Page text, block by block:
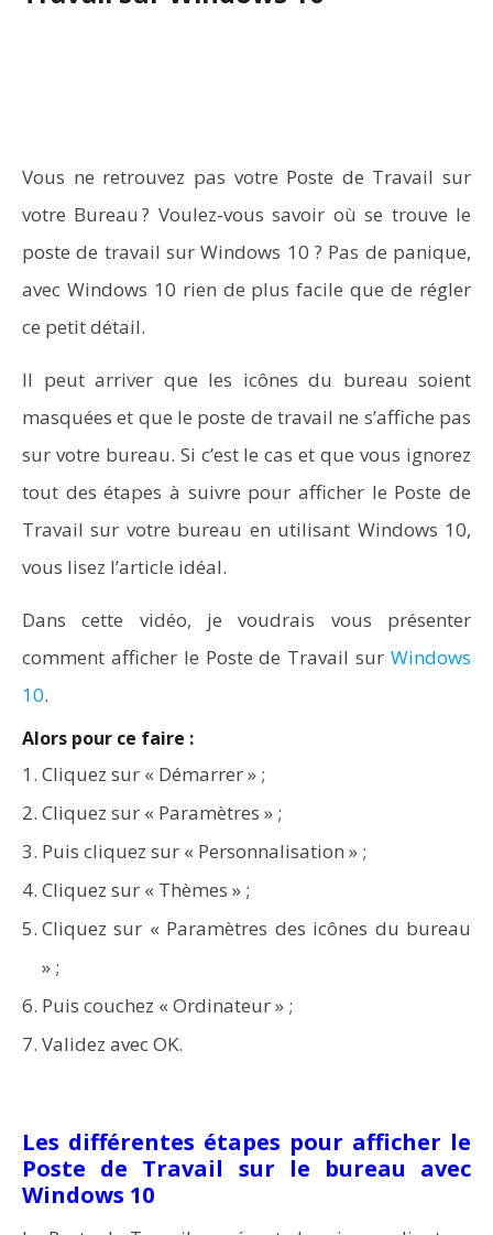
Comment afficher le Poste de Travail sur Windows 10
page
Aspirateurs ECOVACS : Top 9 des meilleurs modèles de
la marque
Vous ne retrouvez pas votre Poste de Travail sur
votre Bureau ? Voulez-vous savoir où se trouve le
poste de travail sur Windows 10 ? Pas de panique,
avec Windows 10 rien de plus facile que de régler
ce petit détail.
Il peut arriver que les icônes du bureau soient
masquées et que le poste de travail ne s’affiche pas
sur votre bureau. Si c’est le cas et que vous ignorez
tout des étapes à suivre pour afficher le Poste de
Travail sur votre bureau en utilisant Windows 10,
vous lisez l’article idéal.
Dans cette vidéo, je voudrais vous présenter
comment afficher le Poste de Travail sur Windows
10.
Alors pour ce faire :
Cliquez sur « Démarrer » ;
Cliquez sur « Paramètres » ;
Puis cliquez sur « Personnalisation » ;
Cliquez sur « Thèmes » ;
Cliquez sur « Paramètres des icônes du bureau
» ;
Puis couchez « Ordinateur » ;
Validez avec OK.
Les différentes étapes pour afficher le
Poste de Travail sur le bureau avec
Windows 10